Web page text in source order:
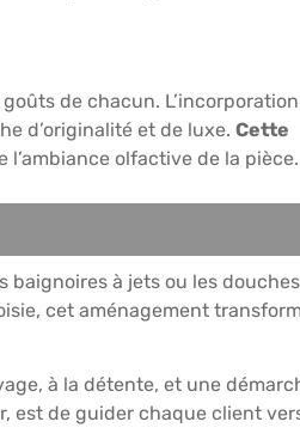
de chacun. L’incorporation
d’originalité et de luxe. Cette
olfactive de la pièce.
baignoires à jets ou les
cet aménagement
à la détente, et une
est de guider chaque client